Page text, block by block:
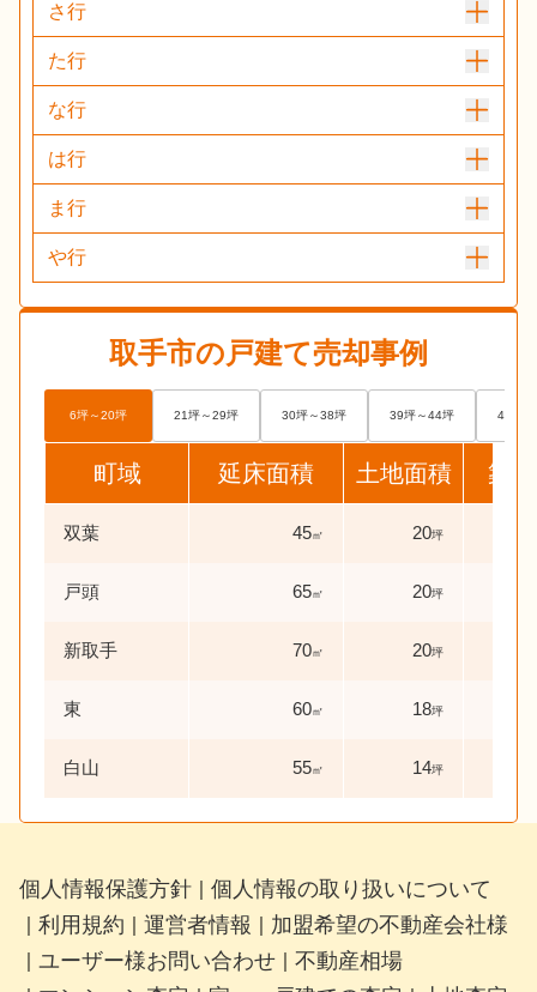
さ行
た行
な行
は行
ま行
や行
取手市の戸建て売却事例
6坪～20坪 21坪～29坪 30坪～38坪 39坪～44坪 45坪
町域 延床面積 土地面積 築
双葉 45㎡ 20坪
戸頭 65㎡ 20坪
新取手 70㎡ 20坪
東 60㎡ 18坪
白山 55㎡ 14坪
個人情報保護方針 個人情報の取り扱いについて
利用規約 運営者情報 加盟希望の不動産会社様
ユーザー様お問い合わせ 不動産相場